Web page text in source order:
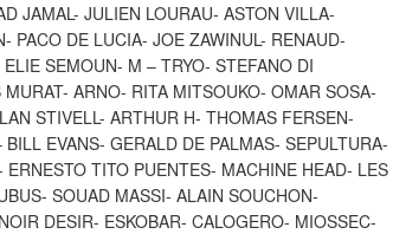
JAMAL- JULIEN LOURAU- ASTON VILLA-
PACO DE LUCIA- JOE ZAWINUL- RENAUD-
SEMOUN- M – TRYO- STEFANO DI
ARNO- RITA MITSOUKO- OMAR SOSA-
STIVELL- ARTHUR H- THOMAS FERSEN-
EVANS- GERALD DE PALMAS- SEPULTURA-
TITO PUENTES- MACHINE HEAD- LES
SOUAD MASSI- ALAIN SOUCHON-
DESIR- ESKOBAR- CALOGERO- MIOSSEC-